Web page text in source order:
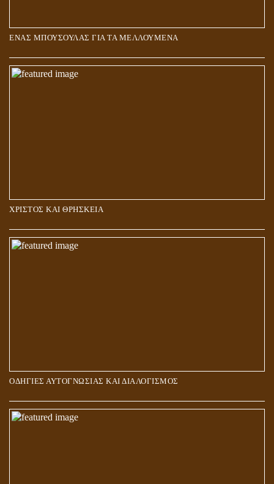
ΕΝΑΣ ΜΠΟΥΣΟΥΛΑΣ ΓΙΑ ΤΑ ΜΕΛΛΟΥΜΕΝΑ
ΧΡΙΣΤΟΣ ΚΑΙ ΘΡΗΣΚΕΙΑ
ΟΔΗΓΙΕΣ ΑΥΤΟΓΝΩΣΙΑΣ ΚΑΙ ΔΙΑΛΟΓΙΣΜΟΣ
Η ΕΠΑΦΗ ΜΕ ΤΟ ΠΝΕΥΜΑ
ΠΟΙΟΙ ΕΠΙΛΕΓΟΥΝ ΤΟΝ ΔΡΟΜΟ ΤΗΣ ΑΛΗΘΕΙΑΣ;
5Η ΔΙΑΣΤΑΣΗ ΚΑΙ ΠΝΕΥΜΑΤΙΚΗ ΑΡΠΑΓΗ: ΔΥΟ ΔΙΑΦΟΡΕΤΙΚΕΣ